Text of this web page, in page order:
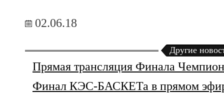
02.06.18
Другие
Прямая трансляция Финала
Финал КЭС-БАСКЕТа в прямом